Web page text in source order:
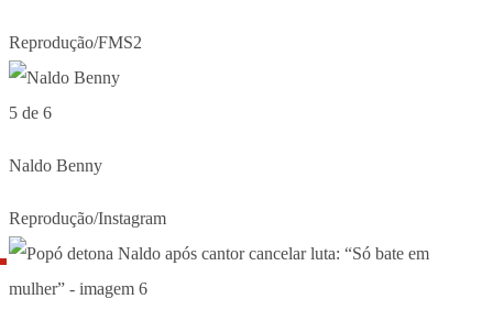
Reprodução/FMS2
5 de 6
Naldo Benny
Reprodução/Instagram